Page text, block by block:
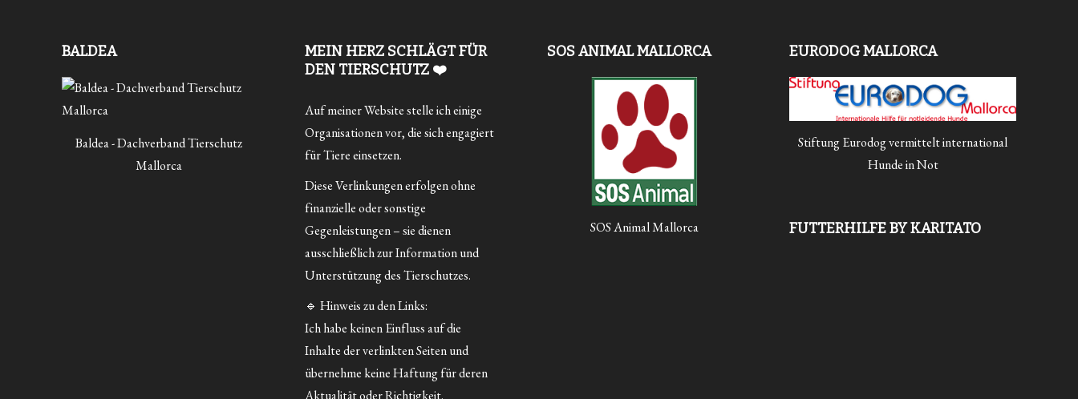
BALDEA
Baldea - Dachverband Tierschutz
Mallorca
MEIN HERZ SCHLÄGT FÜR
DEN TIERSCHUTZ ❤️
Auf meiner Website stelle ich einige
Organisationen vor, die sich engagiert
für Tiere einsetzen.
Diese Verlinkungen erfolgen ohne
finanzielle oder sonstige
Gegenleistungen – sie dienen
ausschließlich zur Information und
Unterstützung des Tierschutzes.
🔹 Hinweis zu den Links:
Ich habe keinen Einfluss auf die
Inhalte der verlinkten Seiten und
übernehme keine Haftung für deren
Aktualität oder Richtigkeit.
SOS ANIMAL MALLORCA
SOS Animal Mallorca
EURODOG MALLORCA
Stiftung Eurodog vermittelt international
Hunde in Not
FUTTERHILFE BY KARITATO